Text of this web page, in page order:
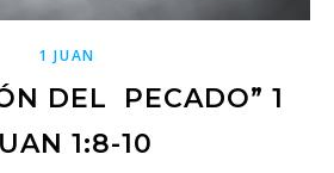
1 JUAN
DEL PECADO” 1
1:8-10